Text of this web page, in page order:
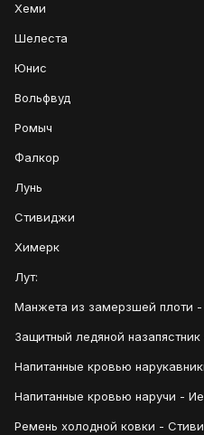
Хеми
Шелеста
Юнис
Вольфвуд
Ромыч
Фалкор
Лунь
Стивиджи
Химерк
Лут:
Манжета из замерзшей плоти -
Защитный ледяной назапястник
Напитанные кровью
Напитанные кровью наручи -
Ремень холодной ковки -